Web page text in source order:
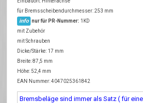
für Bremsscheibendurchmesser: 253 mm
info nur für PR-Nummer: 1KD
mit Zubehör
mit Schrauben
Dicke/Stärke: 17 mm
Breite: 87,5 mm
Höhe: 52,4 mm
EAN Nummer: 4047025361842
Bremsbeläge sind immer als Satz ( für